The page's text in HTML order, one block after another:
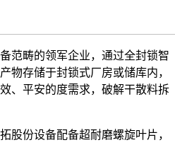
畴的领军企业，通过全封锁智
物存储于封锁式厂房或储库内，
、平安的度需求，破解干散料拆
份设备配备超耐磨螺旋叶片，